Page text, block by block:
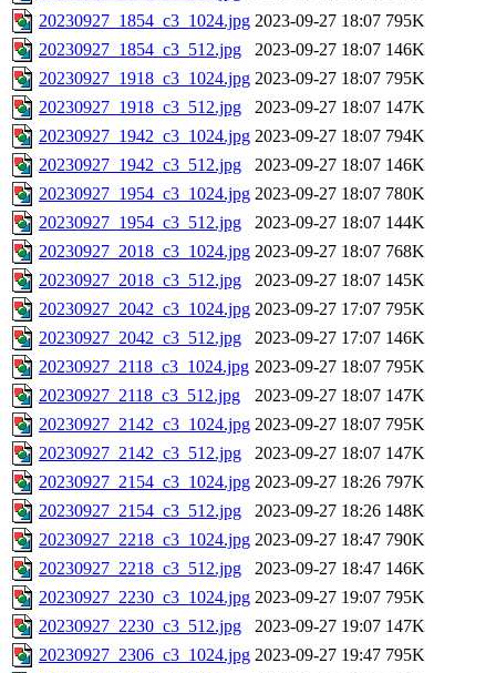
20230927_1854_c3_1024.jpg 2023-09-27 18:07 795K
20230927_1854_c3_512.jpg
2023-09-27 18:07 146K
20230927_1918_c3_1024.jpg 2023-09-27 18:07 795K
20230927_1918_c3_512.jpg
2023-09-27 18:07 147K
20230927_1942_c3_1024.jpg 2023-09-27 18:07 794K
20230927_1942_c3_512.jpg
2023-09-27 18:07 146K
20230927_1954_c3_1024.jpg 2023-09-27 18:07 780K
20230927_1954_c3_512.jpg
2023-09-27 18:07 144K
20230927_2018_c3_1024.jpg 2023-09-27 18:07 768K
20230927_2018_c3_512.jpg
2023-09-27 18:07 145K
20230927_2042_c3_1024.jpg 2023-09-27 17:07 795K
20230927_2042_c3_512.jpg
2023-09-27 17:07 146K
20230927_2118_c3_1024.jpg 2023-09-27 18:07 795K
20230927_2118_c3_512.jpg
2023-09-27 18:07 147K
20230927_2142_c3_1024.jpg 2023-09-27 18:07 795K
20230927_2142_c3_512.jpg
2023-09-27 18:07 147K
20230927_2154_c3_1024.jpg 2023-09-27 18:26 797K
20230927_2154_c3_512.jpg
2023-09-27 18:26 148K
20230927_2218_c3_1024.jpg 2023-09-27 18:47 790K
20230927_2218_c3_512.jpg
2023-09-27 18:47 146K
20230927_2230_c3_1024.jpg 2023-09-27 19:07 795K
20230927_2230_c3_512.jpg
2023-09-27 19:07 147K
20230927_2306_c3_1024.jpg 2023-09-27 19:47 795K